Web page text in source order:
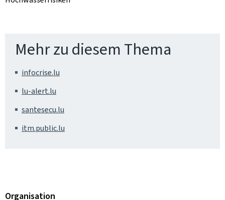
Mehr zu diesem Thema
infocrise.lu
lu-alert.lu
santesecu.lu
itm.public.lu
Organisation